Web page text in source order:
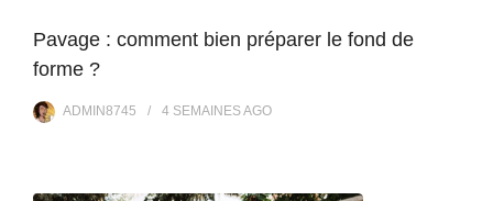
Pavage : comment bien préparer le fond de
forme ?
ADMIN8745 4 SEMAINESAGO